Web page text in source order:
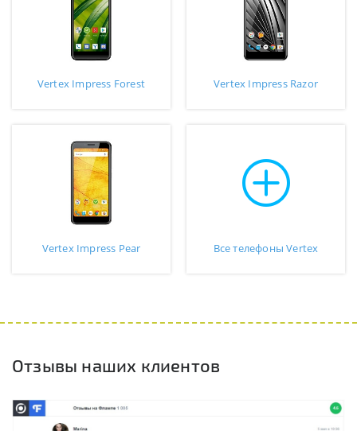
Vertex Impress Forest Vertex Impress Razor
Vertex Impress Pear Все телефоны Vertex
Отзывы наших клиентов